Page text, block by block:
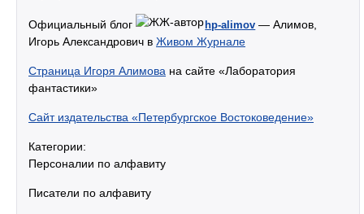
Официальный блог hp-alimov — Алимов,
Игорь Александрович в Живом Журнале
Страница Игоря Алимова на сайте «Лаборатория
фантастики»
Сайт издательства «Петербургское Востоковедение»
Категории:
Персоналии по алфавиту
Писатели по алфавиту